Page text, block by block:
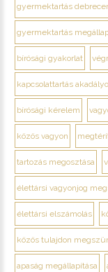
gyermektartás
gyermektartás
bírósági gyakorlat
kapcsolattartás
bírósági kérelem
közös vagyon
tartozás megosztása
élettársi vagyonjog
élettársi elszámolás
közös tulajdon
apaság megállapítása